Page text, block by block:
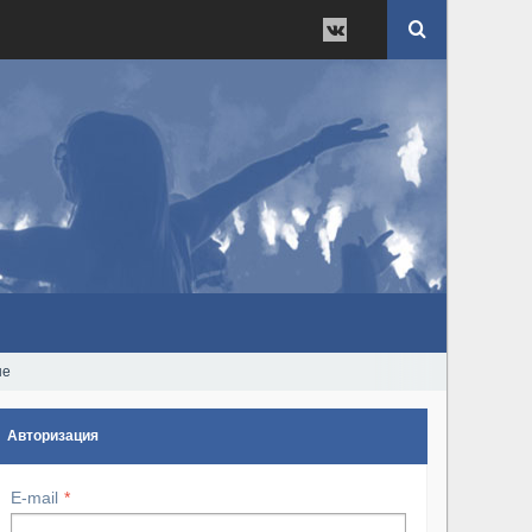
Авторизация
E-mail